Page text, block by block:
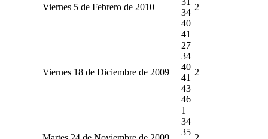
Viernes 5 de Febrero de 2010
34
40
41
2
Viernes 18 de Diciembre de 2009
27
34
40
41
43
46
2
1
34
35